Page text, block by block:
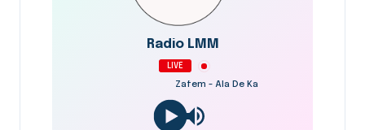
Radio LMM
LIVE
Zafem - Ala De Ka